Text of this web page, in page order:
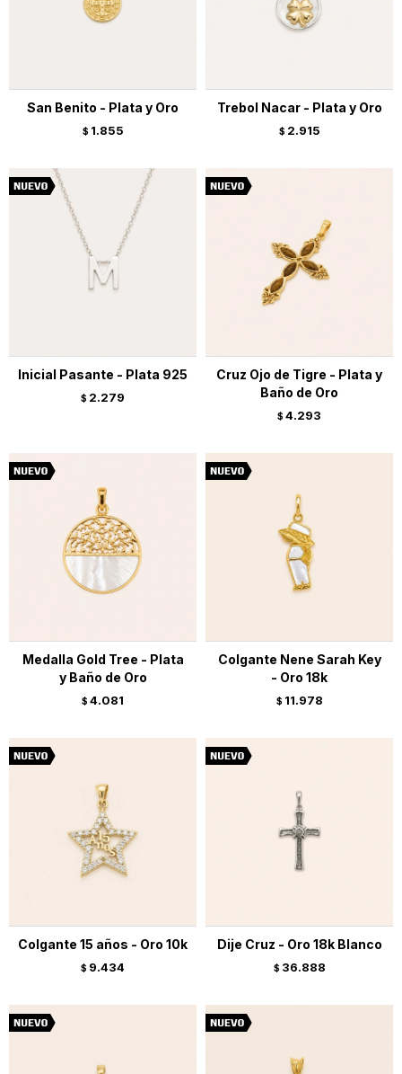
San Benito - Plata y Oro
$ 1.855
Trebol Nacar - Plata y Oro
$ 2.915
Inicial Pasante - Plata 925
$ 2.279
Cruz Ojo de Tigre - Plata y
Baño de Oro
$ 4.293
Medalla Gold Tree - Plata
y Baño de Oro
$ 4.081
Colgante Nene Sarah Key
- Oro 18k
$ 11.978
Colgante 15 años - Oro 10k
$ 9.434
Dije Cruz - Oro 18k Blanco
$ 36.888